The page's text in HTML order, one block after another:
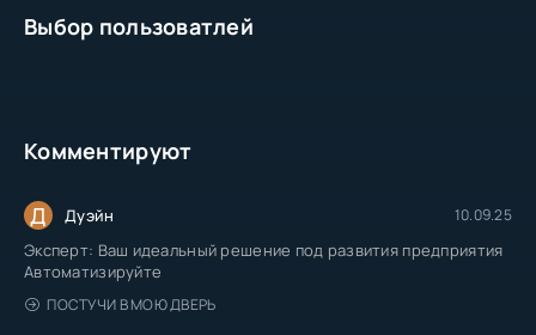
Выбор пользоватлей
Комментируют
Д Дуэйн 10.09.25
Эксперт: Ваш идеальный решение под развития предприятия
Автоматизируйте
ПОСТУЧИ В МОЮ ДВЕРЬ